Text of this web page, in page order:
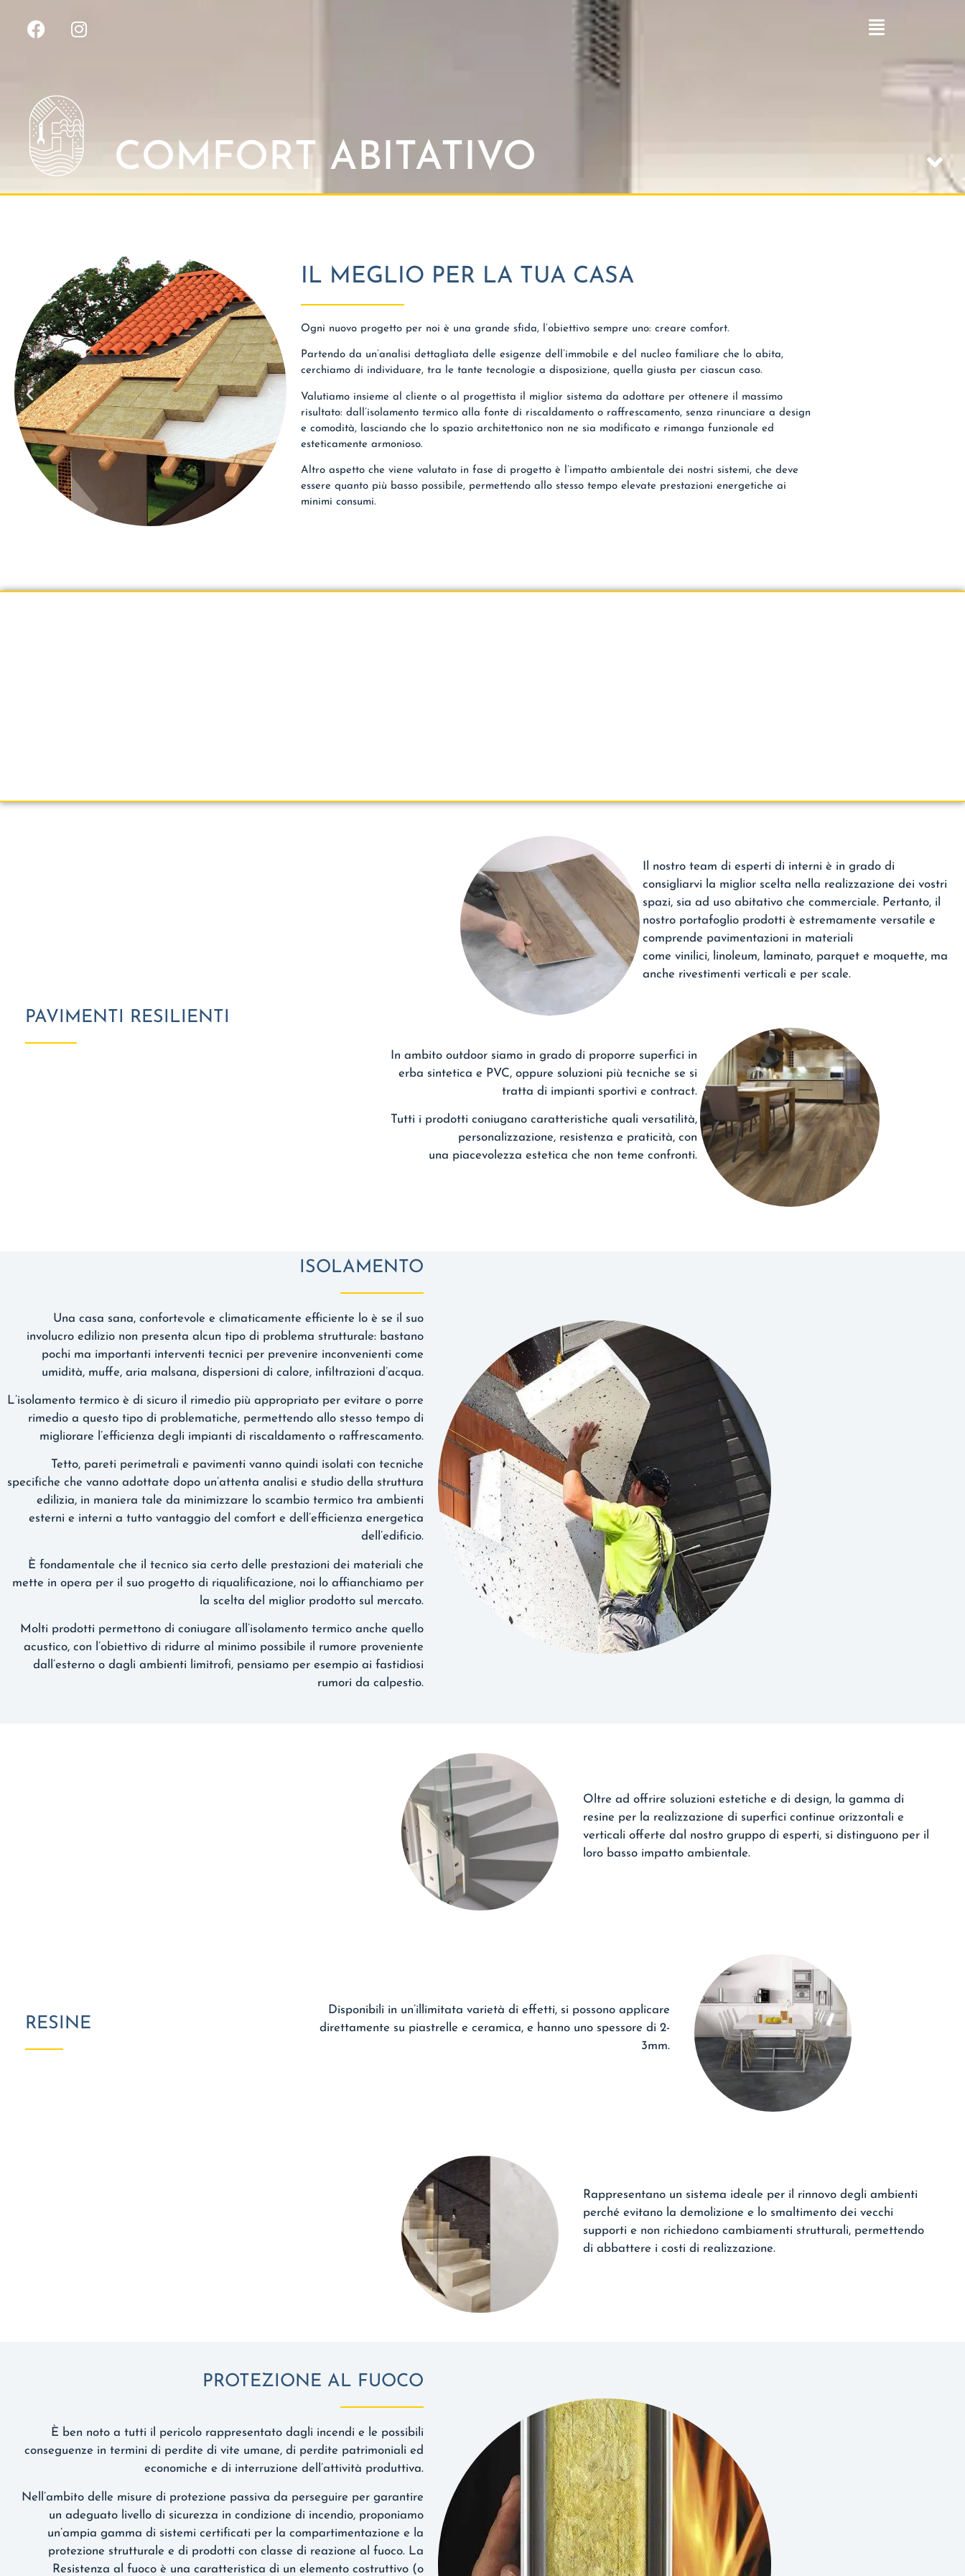
COMFORT ABITATIVO
IL MEGLIO PER LA TUA CASA
Ogni nuovo progetto per noi è una grande sfida, l’obiettivo sempre uno: creare comfort.
Partendo da un’analisi dettagliata delle esigenze dell’immobile e del nucleo familiare che lo abita,
cerchiamo di individuare, tra le tante tecnologie a disposizione, quella giusta per ciascun caso.
Valutiamo insieme al cliente o al progettista il miglior sistema da adottare per ottenere il massimo
risultato: dall’isolamento termico alla fonte di riscaldamento o raffrescamento, senza rinunciare a design
e comodità, lasciando che lo spazio architettonico non ne sia modificato e rimanga funzionale ed
esteticamente armonioso.
Altro aspetto che viene valutato in fase di progetto è l’impatto ambientale dei nostri sistemi, che deve
essere quanto più basso possibile, permettendo allo stesso tempo elevate prestazioni energetiche ai
minimi consumi.
PAVIMENTI RESILIENTI
Il nostro team di esperti di interni è in grado di
consigliarvi la miglior scelta nella realizzazione dei vostri
spazi, sia ad uso abitativo che commerciale. Pertanto, il
nostro portafoglio prodotti è estremamente versatile e
comprende pavimentazioni in materiali
come vinilici, linoleum, laminato, parquet e moquette, ma
anche rivestimenti verticali e per scale.
In ambito outdoor siamo in grado di proporre superfici in
erba sintetica e PVC, oppure soluzioni più tecniche se si
tratta di impianti sportivi e contract.
Tutti i prodotti coniugano caratteristiche quali versatilità,
personalizzazione, resistenza e praticità, con
una piacevolezza estetica che non teme confronti.
ISOLAMENTO
Una casa sana, confortevole e climaticamente efficiente lo è se il suo
involucro edilizio non presenta alcun tipo di problema strutturale: bastano
pochi ma importanti interventi tecnici per prevenire inconvenienti come
umidità, muffe, aria malsana, dispersioni di calore, infiltrazioni d’acqua.
L’isolamento termico è di sicuro il rimedio più appropriato per evitare o porre
rimedio a questo tipo di problematiche, permettendo allo stesso tempo di
migliorare l’efficienza degli impianti di riscaldamento o raffrescamento.
Tetto, pareti perimetrali e pavimenti vanno quindi isolati con tecniche
specifiche che vanno adottate dopo un’attenta analisi e studio della struttura
edilizia, in maniera tale da minimizzare lo scambio termico tra ambienti
esterni e interni a tutto vantaggio del comfort e dell’efficienza energetica
dell’edificio.
È fondamentale che il tecnico sia certo delle prestazioni dei materiali che
mette in opera per il suo progetto di riqualificazione, noi lo affianchiamo per
la scelta del miglior prodotto sul mercato.
Molti prodotti permettono di coniugare all’isolamento termico anche quello
acustico, con l’obiettivo di ridurre al minimo possibile il rumore proveniente
dall’esterno o dagli ambienti limitrofi, pensiamo per esempio ai fastidiosi
rumori da calpestio.
RESINE
Oltre ad offrire soluzioni estetiche e di design, la gamma di
resine per la realizzazione di superfici continue orizzontali e
verticali offerte dal nostro gruppo di esperti, si distinguono per il
loro basso impatto ambientale.
Disponibili in un’illimitata varietà di effetti, si possono applicare
direttamente su piastrelle e ceramica, e hanno uno spessore di 2-
3mm.
Rappresentano un sistema ideale per il rinnovo degli ambienti
perché evitano la demolizione e lo smaltimento dei vecchi
supporti e non richiedono cambiamenti strutturali, permettendo
di abbattere i costi di realizzazione.
PROTEZIONE AL FUOCO
È ben noto a tutti il pericolo rappresentato dagli incendi e le possibili
conseguenze in termini di perdite di vite umane, di perdite patrimoniali ed
economiche e di interruzione dell’attività produttiva.
Nell’ambito delle misure di protezione passiva da perseguire per garantire
un adeguato livello di sicurezza in condizione di incendio, proponiamo
un’ampia gamma di sistemi certificati per la compartimentazione e la
protezione strutturale e di prodotti con classe di reazione al fuoco. La
Resistenza al fuoco è una caratteristica di un elemento costruttivo (o